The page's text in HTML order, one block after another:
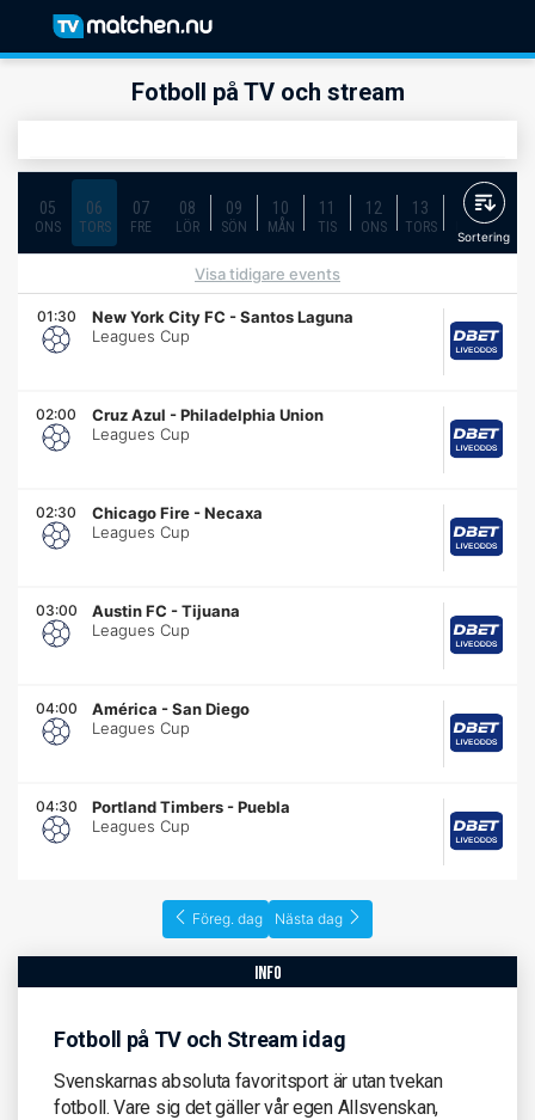
Fotboll på TV och stream
05
ONS
06
TORS
07
FRE
08
LÖR
09
SÖN
10
MÅN
11
TIS
12
ONS
13
TORS
14
FRE
Sortering
Visa tidigare events
01:30 New York City FC -Santos Laguna
Leagues Cup
02:00 Cruz Azul -Philadelphia Union
Leagues Cup
02:30 Chicago Fire -Necaxa
Leagues Cup
03:00 Austin FC -Tijuana
Leagues Cup
04:00 América -San Diego
Leagues Cup
04:30 Portland Timbers -Puebla
Leagues Cup
Föreg. dag Nästa dag
info
Fotboll på TV och Stream idag
Svenskarnas absoluta favoritsport är utan tvekan
fotboll. Vare sig det gäller vår egen Allsvenskan,